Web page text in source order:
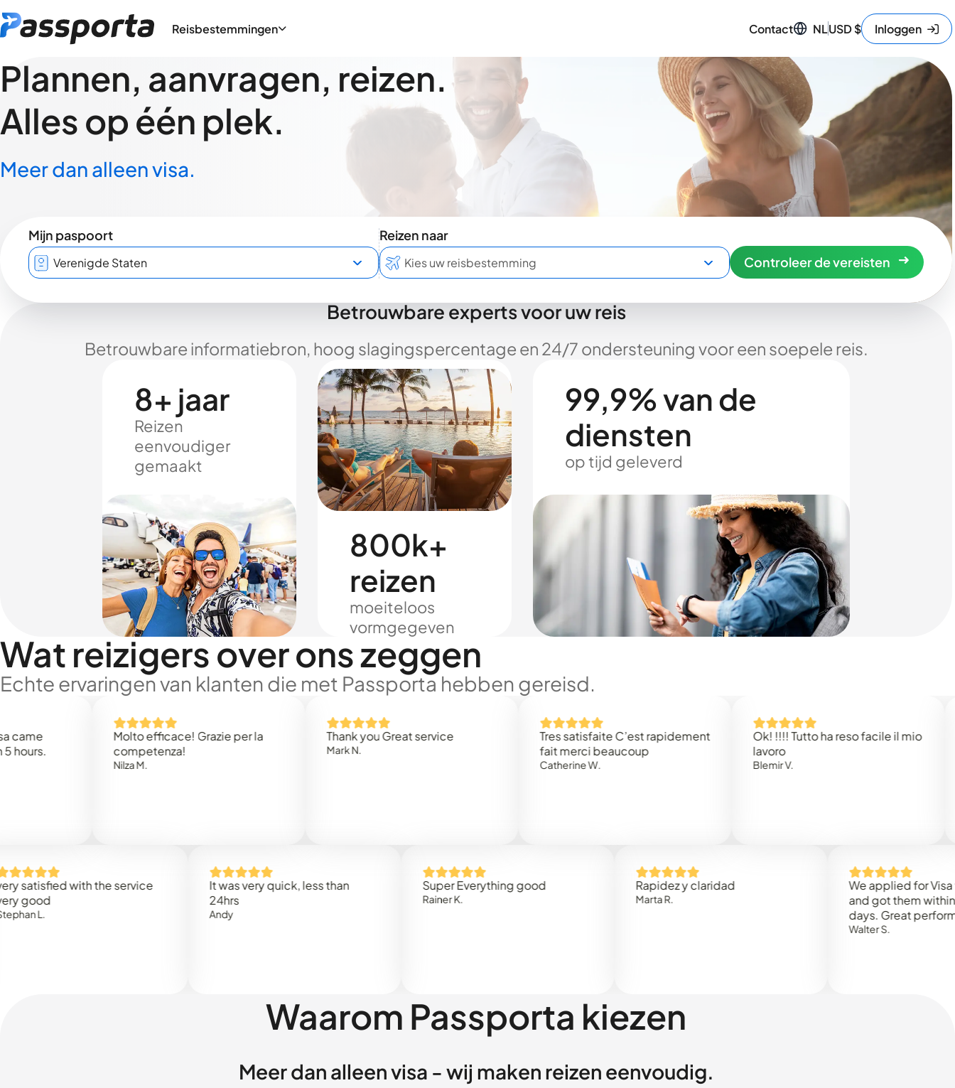
Reisbestemmingen Contact NLUSD$ Inloggen
Plannen, aanvragen, reizen.
Alles op één plek.
Meer dan alleen visa.
Mijn paspoort
Reizen naar
Controleer de vereisten
Betrouwbare experts voor uw reis
Betrouwbare informatiebron, hoog slagingspercentage en 24/7 ondersteuning voor een soepele reis.
8+ jaar
Reizen
eenvoudiger
gemaakt
800k+
reizen
moeiteloos
vormgegeven
99,9% van de
diensten
op tijd geleverd
Wat reizigers over ons zeggen
Echte ervaringen van klanten die met Passporta hebben gereisd.
Molto efficace! Grazie per la
competenza!
Thank you Great service
Tres satisfaite C’est rapidement
fait merci beaucoup
Catherine W.
Ok! !!!! Tutto ha reso facile il mio
with the service
It was very quick, less than
Super Everything good Rapidez y claridad
We applied for Visa to
and got them within 3
days. Great performance!
Walter S.
Waarom Passporta kiezen
Meer dan alleen visa - wij maken reizen eenvoudig.